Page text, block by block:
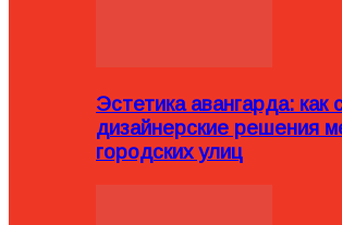
Эстетика авангарда: как
дизайнерские решения
городских улиц